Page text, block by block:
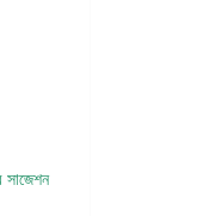
সাজেশন